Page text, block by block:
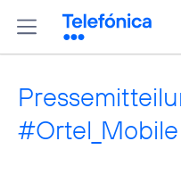
#Ortel_Mobile